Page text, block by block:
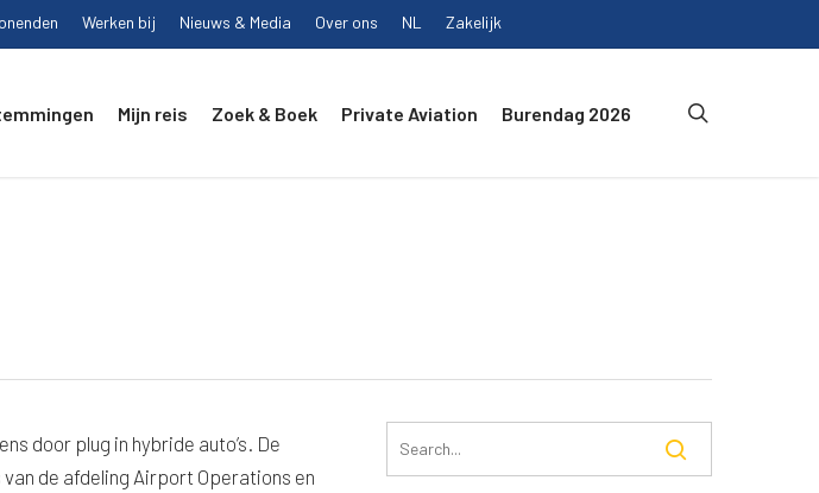
Werken bij Nieuws & Media Over ons NL Zakelijk
Mijn reis Zoek & Boek Private Aviation Burendag 2026
door plug in hybride auto’s. De
de afdeling Airport Operations en